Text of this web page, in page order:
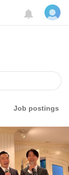
Job postings